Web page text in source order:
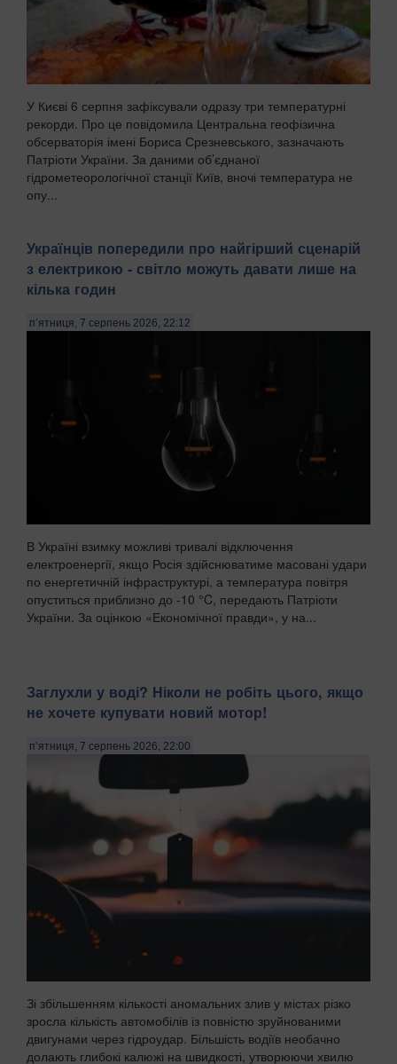
У Києві 6 серпня зафіксували одразу три температурні
рекорди. Про це повідомила Центральна геофізична
обсерваторія імені Бориса Срезневського, зазначають
Патріоти України. За даними об’єднаної
гідрометеорологічної станції Київ, вночі температура не
опу...
Українців попередили про найгірший сценарій
з електрикою - світло можуть давати лише на
кілька годин
п’ятниця, 7 серпень 2026, 22:12
В Україні взимку можливі тривалі відключення
електроенергії, якщо Росія здійснюватиме масовані удари
по енергетичній інфраструктурі, а температура повітря
опуститься приблизно до -10 °C, передають Патріоти
України. За оцінкою «Економічної правди», у на...
Заглухли у воді? Ніколи не робіть цього, якщо
не хочете купувати новий мотор!
п’ятниця, 7 серпень 2026, 22:00
Зі збільшенням кількості аномальних злив у містах різко
зросла кількість автомобілів із повністю зруйнованими
двигунами через гідроудар. Більшість водіїв необачно
долають глибокі калюжі на швидкості, утворюючи хвилю